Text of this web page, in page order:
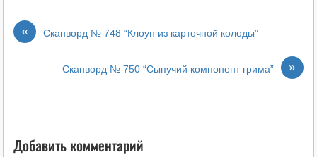
« Сканворд № 748 “Клоун из карточной колоды”
»
Сканворд № 750 “Сыпучий компонент грима”
Добавить комментарий